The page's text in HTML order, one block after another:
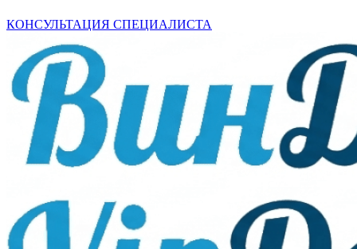
КОНСУЛЬТАЦИЯ СПЕЦИАЛИСТА